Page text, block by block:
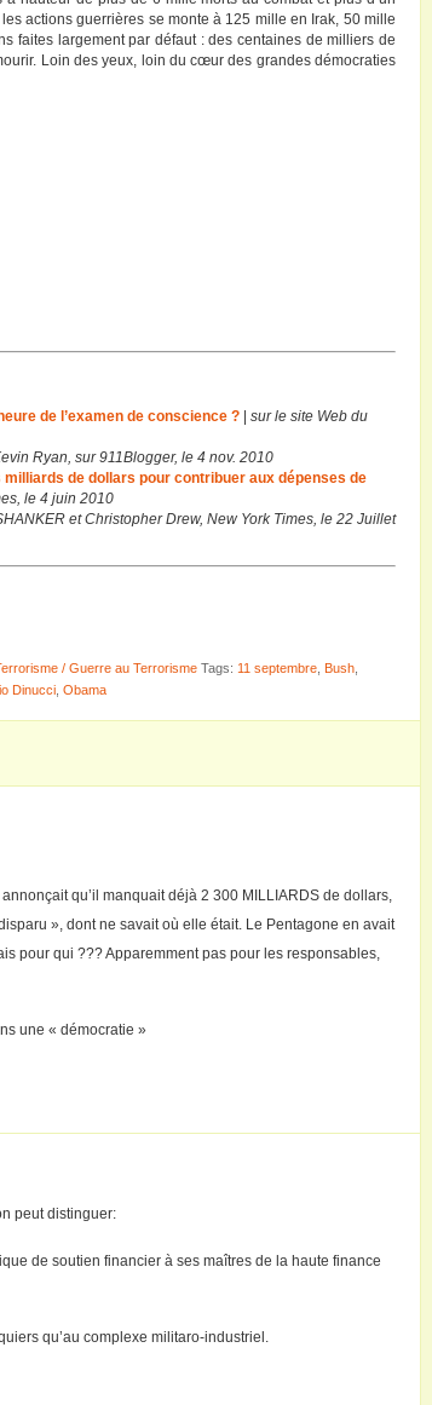
actions guerrières se monte à 125 mille en Irak, 50 mille
faites largement par défaut : des centaines de milliers de
Loin des yeux, loin du cœur des grandes démocraties
de l’examen de conscience ?
sur le site Web du
Ryan, sur 911Blogger, le 4 nov. 2010
de dollars pour contribuer aux dépenses de
le 4 juin 2010
et Christopher Drew, New York Times, le 22 Juillet
/ Guerre au Terrorisme Tags: 11 septembre Bush
Dinucci Obama
qu’il manquait déjà 2 300 MILLIARDS de dollars,
», dont ne savait où elle était. Le Pentagone en avait
pour qui ??? Apparemment pas pour les responsables,
une « démocratie »
peut distinguer:
de soutien financier à ses maîtres de la haute finance
qu’au complexe militaro-industriel.